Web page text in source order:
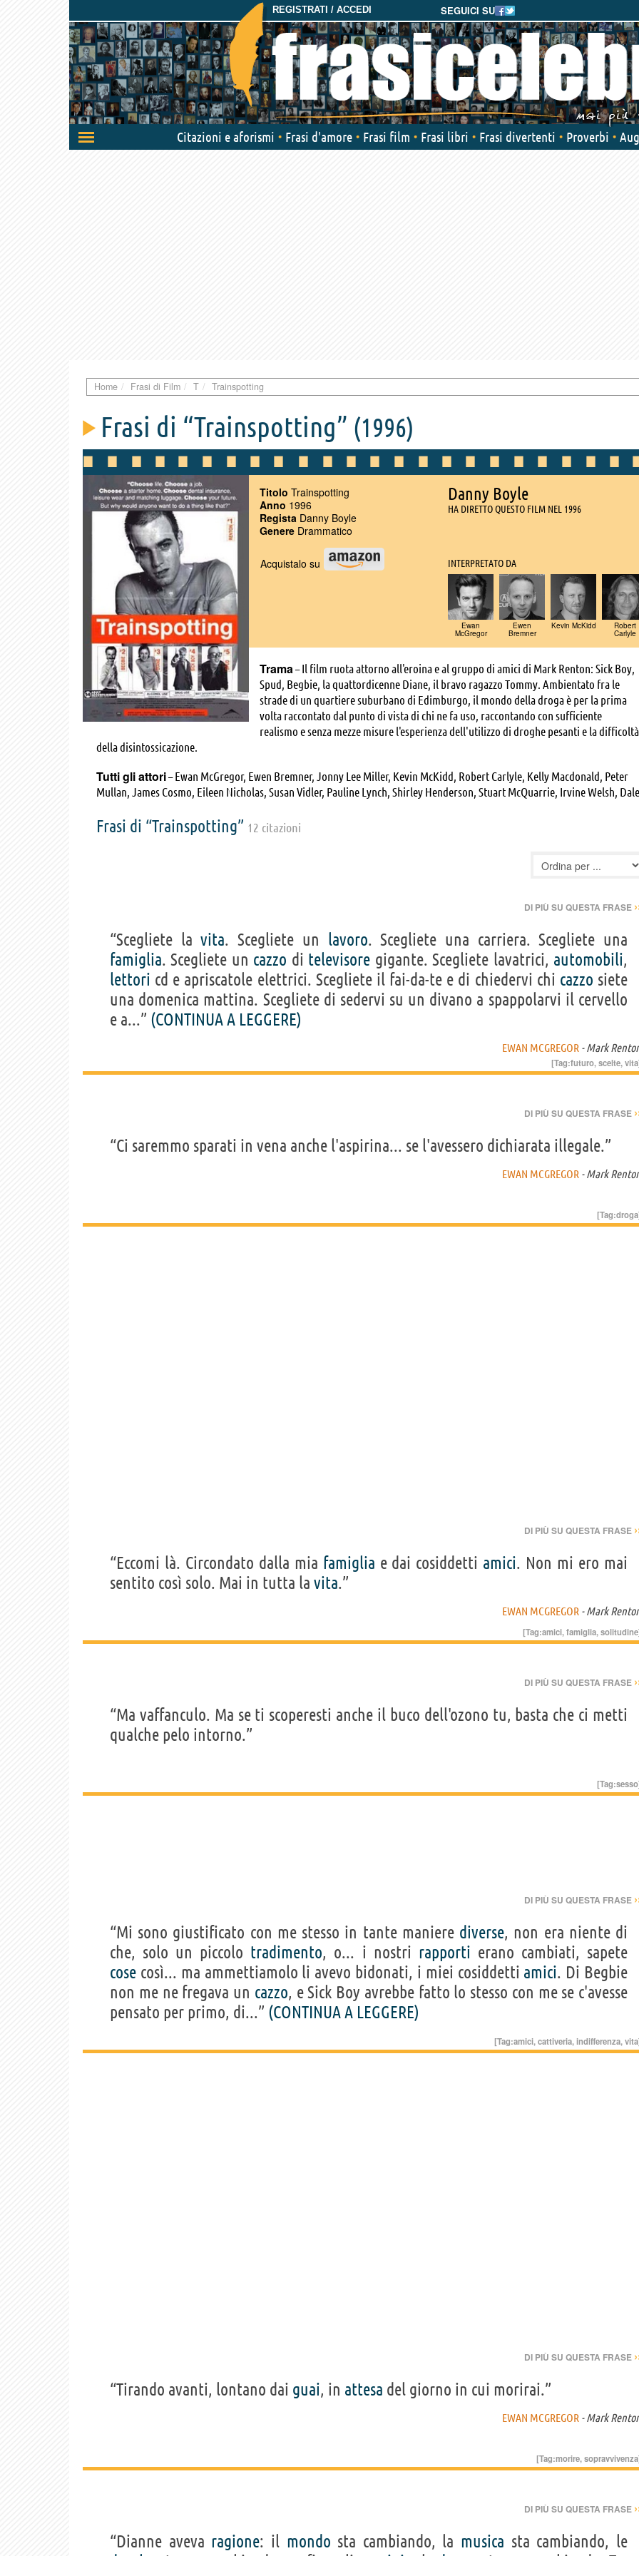
SEGUICI SU
REGISTRATI / ACCEDI
Attiva/disattiva
navigazione
Citazioni e aforismi Frasi d'amore Frasi film Frasi libri Frasi divertenti Proverbi
Home Frasi di Film T Trainspotting
Frasi di “Trainspotting” (1996)
Danny Boyle
HA DIRETTO QUESTO FILM NEL 1996
Titolo Trainspotting
Anno 1996
Regista Danny Boyle
Genere Drammatico
INTERPRETATO DA
Ewan
McGregor
Ewen
Bremner
Kevin McKidd Robert
Carlyle
Acquistalo su
Trama– Il film ruota attorno all'eroina e al gruppo di amici di Mark Renton: Sick Boy,
Spud, Begbie, la quattordicenne Diane, il bravo ragazzo Tommy. Ambientato fra le
strade di un quartiere suburbano di Edimburgo, il mondo della droga è per la prima
volta raccontato dal punto di vista di chi ne fa uso, raccontando con sufficiente
realismo e senza mezze misure l'esperienza dell'utilizzo di droghe pesanti e la difficoltà
della disintossicazione.
Tutti gli attori– Ewan McGregor, Ewen Bremner, Jonny Lee Miller, Kevin McKidd, Robert Carlyle, Kelly Macdonald, Peter
Mullan, James Cosmo, Eileen Nicholas, Susan Vidler, Pauline Lynch, Shirley Henderson, Stuart McQuarrie, Irvine Welsh, Dale
Donnelly, Finlay Welsh, Eddie Nestor, , Tom Delmar, Rachael Fleming, John Hodge, Andrew Macdonald, Archie MacPherson
Frasi di “Trainspotting” 12 citazioni
DI PIÙ SU QUESTA FRASE
“Scegliete lavita. Scegliete un lavoro. Scegliete una carriera. Scegliete una
famiglia. Scegliete un cazzo di televisore gigante. Scegliete lavatrici, automobili,
lettori cd e apriscatole elettrici. Scegliete il fai-da-te e di chiedervi chi cazzo siete
una domenica mattina. Scegliete di sedervi su un divano a spappolarvi il cervello
e a...” (CONTINUA A LEGGERE)
EWAN MCGREGOR - Mark
[Tag:futuro,scelte,vita
DI PIÙ SU QUESTA FRASE
“Ci saremmo sparati in vena anche l'aspirina... se l'avessero dichiarata illegale.”
EWAN MCGREGOR - Mark
[Tag:droga
DI PIÙ SU QUESTA FRASE
“Eccomi là. Circondato dalla mia famiglia e dai cosiddetti amici. Non mi ero mai
sentito così solo. Mai in tutta la vita.”
EWAN MCGREGOR - Mark
[Tag:amici,famiglia,solitudine
DI PIÙ SU QUESTA FRASE
“Ma vaffanculo. Ma se ti scoperesti anche il buco dell'ozono tu, basta che ci metti
qualche pelo intorno.”
[Tag:sesso
DI PIÙ SU QUESTA FRASE
“Mi sono giustificato con me stesso in tante maniere diverse, non era niente di
che, solo un piccolo tradimento, o... i nostri rapporti erano cambiati, sapete
cose così... ma ammettiamolo li avevo bidonati, i miei cosiddetti amici. Di Begbie
non me ne fregava un cazzo, e Sick Boy avrebbe fatto lo stesso con me se c'avesse
pensato per primo, di...” (CONTINUA A LEGGERE)
[Tag:amici,cattiveria,indifferenza,vita
DI PIÙ SU QUESTA FRASE
“Tirando avanti, lontano dai guai, in attesa del giorno in cui morirai.”
EWAN MCGREGOR - Mark
[Tag:morire,sopravvivenza
DI PIÙ SU QUESTA FRASE
“Dianne aveva ragione: il mondo sta cambiando, la musica sta cambiando, le